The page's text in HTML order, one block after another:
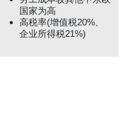
国家为高
高税率(增值税20%、
企业所得税21%)